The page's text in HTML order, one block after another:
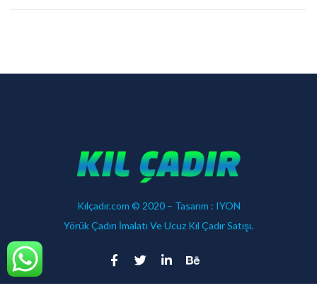
Kılçadır.com © 2020 – Tasarım : IYON
Yörük Çadırı İmalatı Ve Ucuz Kıl Çadır Satışı.